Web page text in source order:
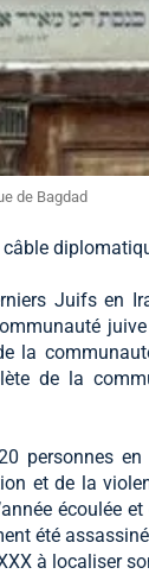
de Bagdad
Juifs en
la
de la
personnes
et de la
écoulée
été
à localiser